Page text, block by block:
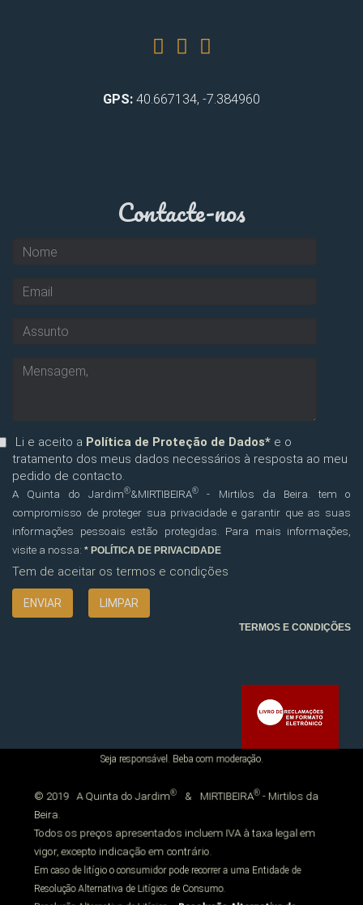
GPS: 40.667134, -7.384960
Contacte-nos
Li e aceito a Política de Proteção de Dados* e o
tratamento dos meus dados necessários à resposta ao meu
pedido de contacto.
A Quinta do Jardim®&MIRTIBEIRA®
- Mirtilos da Beira. tem o
compromisso de proteger sua privacidade e garantir que as suas
informações pessoais estão protegidas. Para mais informações,
visite a nossa: * POLÍTICA DE PRIVACIDADE
Tem de aceitar os termos e condições
TERMOS E CONDIÇÕES
Seja responsável. Beba com moderação.
© 2019 A Quinta do Jardim® & MIRTIBEIRA® - Mirtilos da
Beira.
Todos os preços apresentados incluem IVA à taxa legal em
vigor, excepto indicação em contrário.
Em caso de litígio o consumidor pode recorrer a uma Entidade de
Resolução Alternativa de Litígios de Consumo.